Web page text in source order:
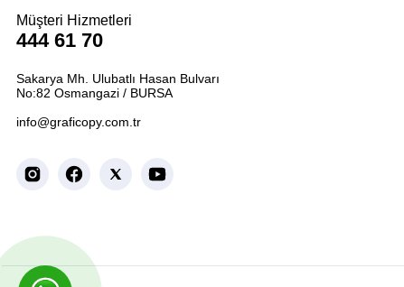
Müşteri Hizmetleri
444 61 70
Sakarya Mh. Ulubatlı Hasan Bulvarı
No:82 Osmangazi / BURSA
info@graficopy.com.tr